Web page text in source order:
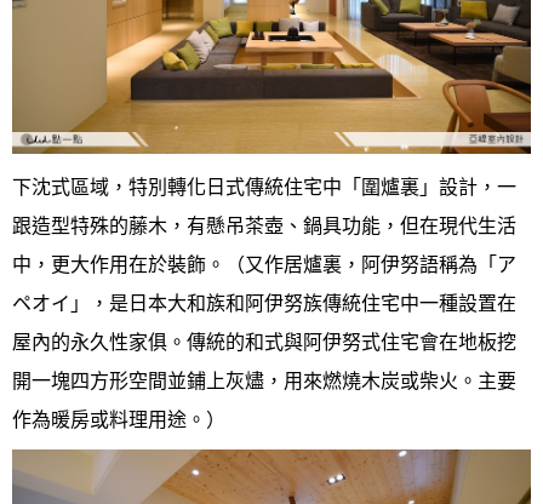
下沈式區域，特別轉化日式傳統住宅中「圍爐裏」設計，一
跟造型特殊的藤木，有懸吊茶壺、鍋具功能，但在現代生活
中，更大作用在於裝飾。（又作居爐裏，阿伊努語稱為「ア
ペオイ」，是日本大和族和阿伊努族傳統住宅中一種設置在
屋內的永久性家俱。傳統的和式與阿伊努式住宅會在地板挖
開一塊四方形空間並鋪上灰燼，用來燃燒木炭或柴火。主要
作為暖房或料理用途。）